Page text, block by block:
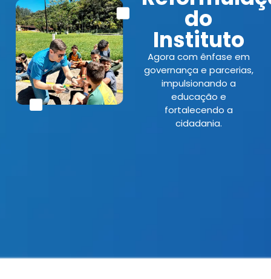
do
Instituto
Agora com ênfase em
governança e parcerias,
impulsionando a
educação e
fortalecendo a
cidadania.